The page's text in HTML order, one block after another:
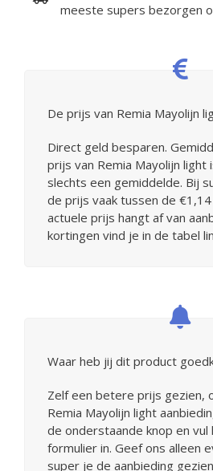
meeste supers bezorgen
De prijs van Remia Mayolijn
Direct geld besparen.
prijs van Remia Mayolijn light
slechts een gemiddelde. Bij
de prijs vaak tussen de
actuele prijs hangt af van
kortingen vind je in de tabel
Waar heb jij dit product
Zelf een betere prijs gezien,
Remia Mayolijn light
de onderstaande knop en
formulier in. Geef ons alleen
super je de aanbieding